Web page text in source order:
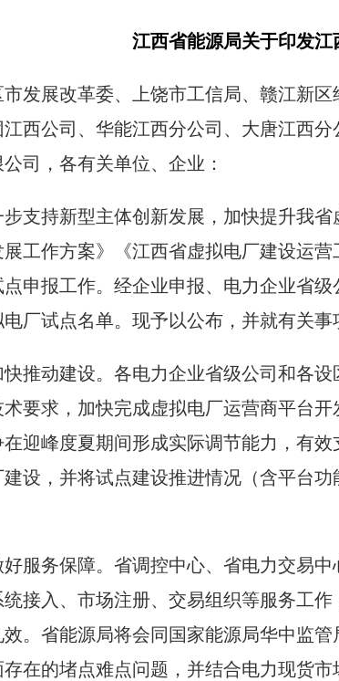
江西省能源局关于印发
发展改革委、上饶市工信局、赣江新
西公司、华能江西分公司、大唐江西
司，各有关单位、企业：
步支持新型主体创新发展，加快提升我
工作方案》《江西省虚拟电厂建设运
点申报工作。经企业申报、电力企业省
厂试点名单。现予以公布，并就有关事
快推动建设。各电力企业省级公司和各
要求，加快完成虚拟电厂运营商平台
迎峰度夏期间形成实际调节能力，有
设，并将试点建设推进情况（含平台
好服务保障。省调控中心、省电力交易
接入、市场注册、交易组织等服务工
。省能源局将会同国家能源局华中监
在的堵点难点问题，并结合电力现货